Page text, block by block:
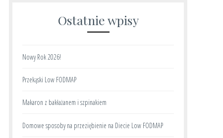
Ostatnie wpisy
Nowy Rok 2026!
Przekąski Low FODMAP
Makaron z bakłażanem i szpinakiem
Domowe sposoby na przeziębienie na Diecie Low FODMAP